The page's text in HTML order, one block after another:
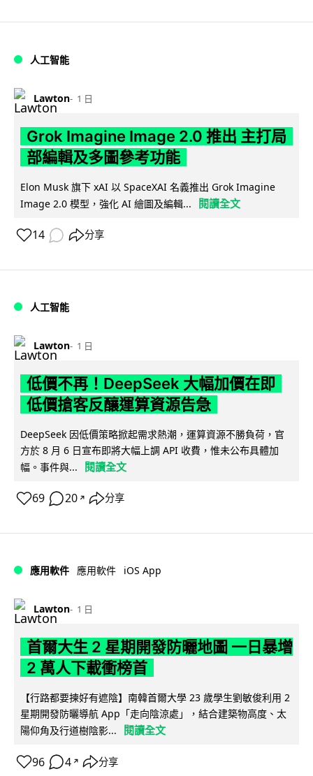
人工智能
Lawton 1 日
Grok Imagine Image 2.0 推出 主打局
部編輯及多圖參考功能
Elon Musk 旗下 xAI 以 SpaceXAI 名義推出 Grok Imagine
Image 2.0 模型，強化 AI 繪圖及編輯...
閱讀全文
14 分享
人工智能
Lawton 1 日
低價不再！DeepSeek 大幅加價在即
低價搶客反釀運算資源告急
DeepSeek 因低價策略掀起需求熱潮，運算資源不勝負荷，官
方於 8 月 6 日宣布即將大幅上調 API 收費，惟未公布具體加
幅。事件與...
閱讀全文
69 20 ↗ 分享
應用軟件 應用軟件 iOS App
Lawton 1 日
首爾大生 2 星期開發防曬地圖 一日暴增
2 萬人下載衝榜首
【行路都要揀好有遮陰】南韓首爾大學 23 歲學生劉敏俊利用 2
星期開發防曬導航 App「走向陰涼處」，結合建築物高度、太
陽仰角及行道樹陰影...
閱讀全文
96 4 ↗ 分享